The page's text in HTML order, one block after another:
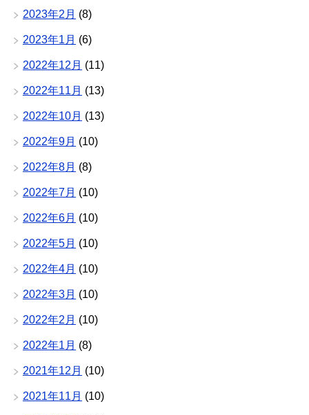
2023年2月 (8)
2023年1月 (6)
2022年12月 (11)
2022年11月 (13)
2022年10月 (13)
2022年9月 (10)
2022年8月 (8)
2022年7月 (10)
2022年6月 (10)
2022年5月 (10)
2022年4月 (10)
2022年3月 (10)
2022年2月 (10)
2022年1月 (8)
2021年12月 (10)
2021年11月 (10)